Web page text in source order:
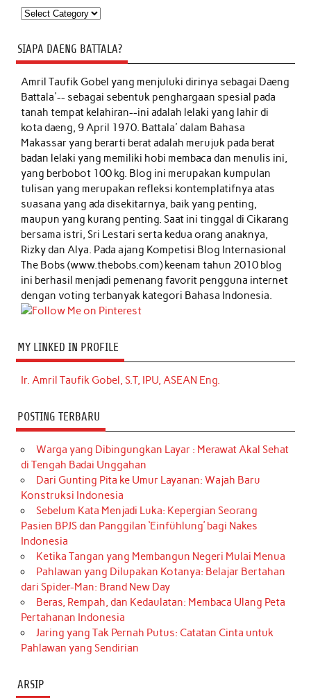
Kategori
SIAPA DAENG BATTALA?
Amril Taufik Gobelyang menjuluki dirinya sebagai Daeng
Battala'-- sebagai sebentuk penghargaan spesial pada
tanah tempat kelahiran--ini adalah lelaki yang lahir di
kota daeng, 9 April 1970. Battala' dalam Bahasa
Makassar yang berarti berat adalah merujuk pada berat
badan lelaki yang memiliki hobi membaca dan menulis ini,
yang berbobot 100 kg. Blog ini merupakan kumpulan
tulisan yang merupakan refleksi kontemplatifnya atas
suasana yang ada disekitarnya, baik yang penting,
maupun yang kurang penting. Saat ini tinggal di Cikarang
bersama istri, Sri Lestari serta kedua orang anaknya,
Rizky dan Alya. Pada ajang Kompetisi Blog Internasional
The Bobs (www.thebobs.com) keenam tahun 2010 blog
ini berhasil menjadi pemenang favorit pengguna internet
dengan voting terbanyak kategori Bahasa Indonesia.
MY LINKED IN PROFILE
Ir. Amril Taufik Gobel, S.T, IPU, ASEAN Eng.
POSTING TERBARU
Warga yang Dibingungkan Layar : Merawat Akal Sehat
di Tengah Badai Unggahan
Dari Gunting Pita ke Umur Layanan: Wajah Baru
Konstruksi Indonesia
Sebelum Kata Menjadi Luka: Kepergian Seorang
Pasien BPJS dan Panggilan ‘Einfühlung’ bagi Nakes
Indonesia
Ketika Tangan yang Membangun Negeri Mulai Menua
Pahlawan yang Dilupakan Kotanya: Belajar Bertahan
dari Spider-Man: Brand New Day
Beras, Rempah, dan Kedaulatan: Membaca Ulang Peta
Pertahanan Indonesia
Jaring yang Tak Pernah Putus: Catatan Cinta untuk
Pahlawan yang Sendirian
ARSIP